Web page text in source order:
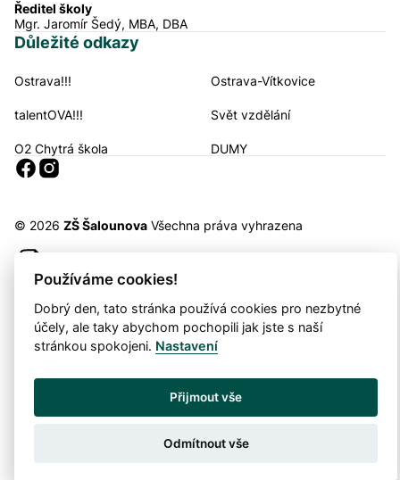
Ředitel školy
Mgr. Jaromír Šedý, MBA, DBA
Důležité odkazy
Navigační odkazy
Ostrava!!! Ostrava-Vítkovice
talentOVA!!! Svět vzdělání
O2 Chytrá škola DUMY
Sociální sítě
© 2026 ZŠ Šalounova Všechna práva vyhrazena
Mapa webu
Provozovatel: DigiDay Czech s.r.o.
Redakční systém QARO
Používáme cookies!
Dobrý den, tato stránka používá cookies pro nezbytné
účely, ale taky abychom pochopili jak jste s naší
stránkou spokojeni. Nastavení
Přijmout vše
Odmítnout vše